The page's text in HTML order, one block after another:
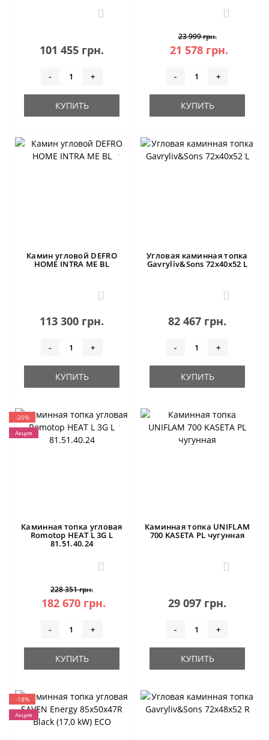
0
101 455 грн.
- +
КУПИТЬ
0
23 999 грн.
21 578 грн.
- +
КУПИТЬ
Камин угловой DEFRO
HOME INTRA ME BL
1
113 300 грн.
- +
КУПИТЬ
Угловая каминная топка
Gavryliv&Sons 72x40x52 L
0
82 467 грн.
- +
КУПИТЬ
-20%
Акция
Каминная топка угловая
Romotop HEAT L 3G L
81.51.40.24
0
228 351 грн.
182 670 грн.
- +
КУПИТЬ
Каминная топка UNIFLAM
700 KASETA PL чугунная
4
29 097 грн.
- +
КУПИТЬ
-18%
Акция